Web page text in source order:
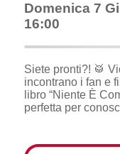
Domenica 7
16:00
Siete pronti?! 🥁
incontrano i fan e
libro “Niente È
perfetta per